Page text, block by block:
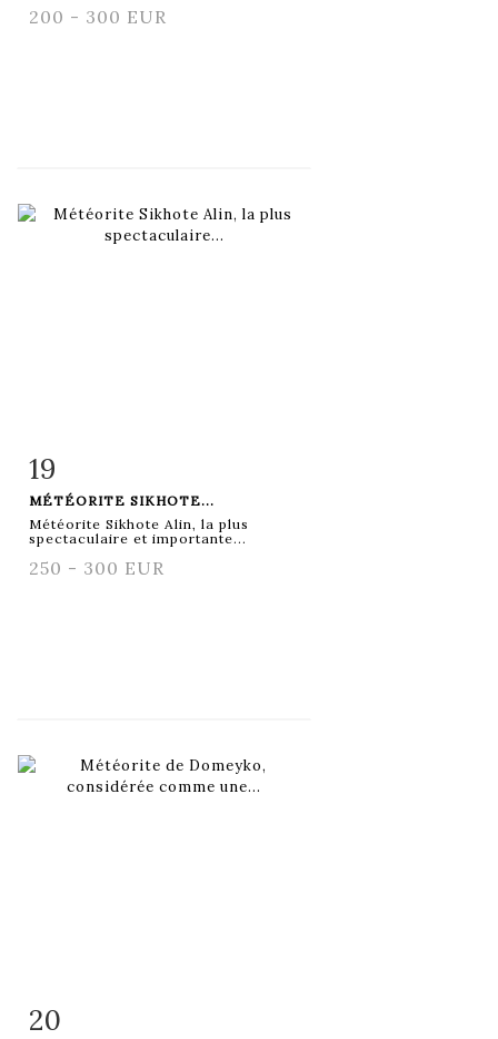
200 - 300 EUR
Fiche détaillée
19
MÉTÉORITE SIKHOTE...
Météorite Sikhote Alin, la plus
spectaculaire et importante...
250 - 300 EUR
Fiche détaillée
20